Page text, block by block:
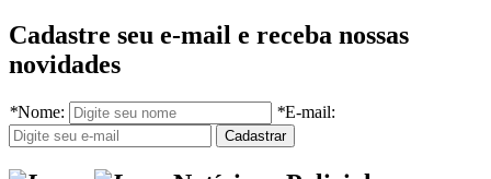
Cadastre seu e-mail e receba nossas
novidades
*Nome: *E-mail: